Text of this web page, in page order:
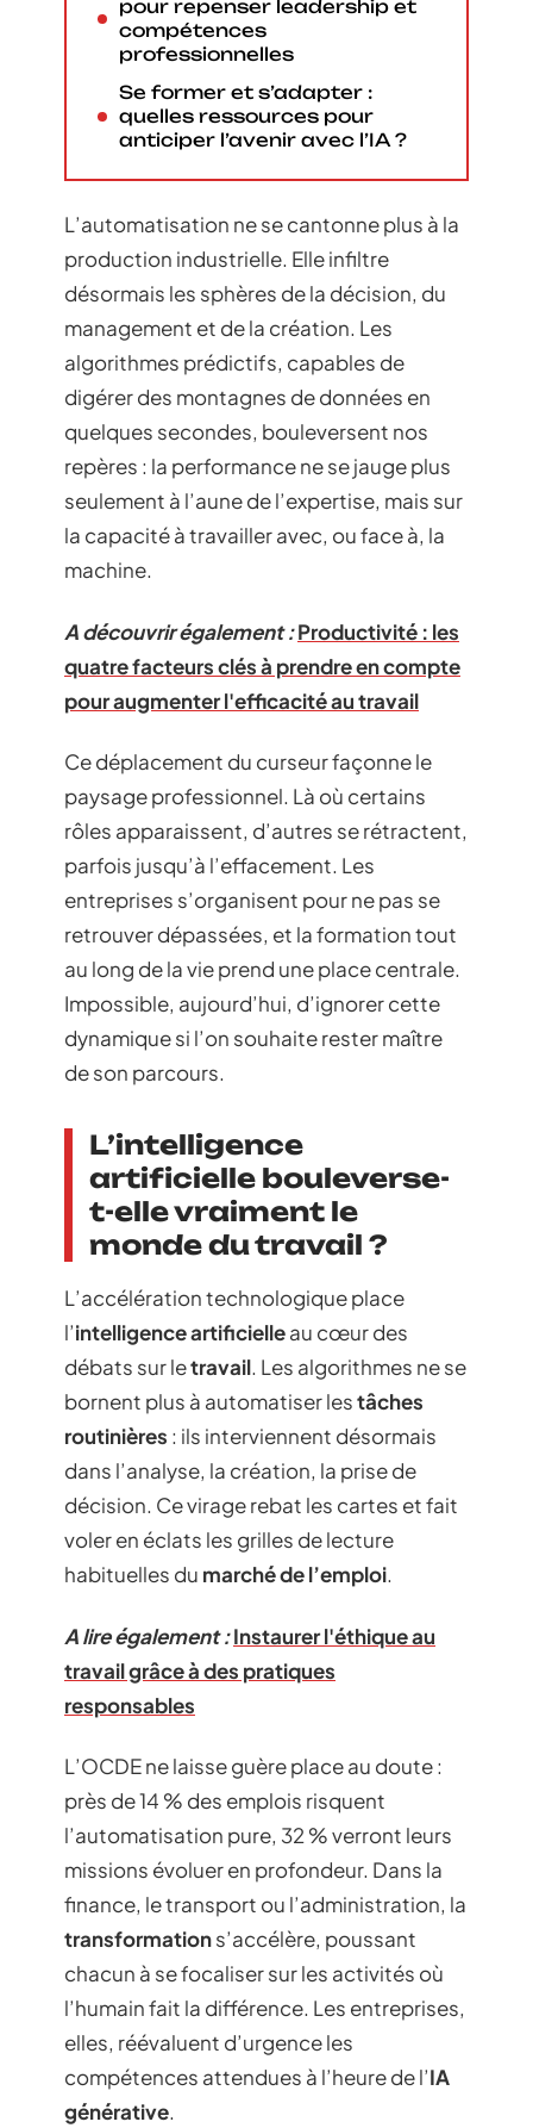
pour repenser leadership et
compétences
professionnelles
Se former et s’adapter :
quelles ressources pour
anticiper l’avenir avec l’IA ?
L’automatisation ne se cantonne plus à la
production industrielle. Elle infiltre
désormais les sphères de la décision, du
management et de la création. Les
algorithmes prédictifs, capables de
digérer des montagnes de données en
quelques secondes, bouleversent nos
repères : la performance ne se jauge plus
seulement à l’aune de l’expertise, mais sur
la capacité à travailler avec, ou face à, la
machine.
A découvrir également :Productivité : les
quatre facteurs clés à prendre en compte
pour augmenter l'efficacité au travail
Ce déplacement du curseur façonne le
paysage professionnel. Là où certains
rôles apparaissent, d’autres se rétractent,
parfois jusqu’à l’effacement. Les
entreprises s’organisent pour ne pas se
retrouver dépassées, et la formation tout
au long de la vie prend une place centrale.
Impossible, aujourd’hui, d’ignorer cette
dynamique si l’on souhaite rester maître
de son parcours.
L’intelligence
artificielle bouleverse-
t-elle vraiment le
monde du travail ?
L’accélération technologique place
l’intelligence artificielleau cœur des
débats sur letravail. Les algorithmes ne se
bornent plus à automatiser lestâches
routinières : ils interviennent désormais
dans l’analyse, la création, la prise de
décision. Ce virage rebat les cartes et fait
voler en éclats les grilles de lecture
habituelles du marché de l’emploi.
A lire également :Instaurer l'éthique au
travail grâce à des pratiques
responsables
L’OCDE ne laisse guère place au doute :
près de 14 % des emplois risquent
l’automatisation pure, 32 % verront leurs
missions évoluer en profondeur. Dans la
finance, le transport ou l’administration, la
transformations’accélère, poussant
chacun à se focaliser sur les activités où
l’humain fait la différence. Les entreprises,
elles, réévaluent d’urgence les
compétences attendues à l’heure de l’IA
générative.